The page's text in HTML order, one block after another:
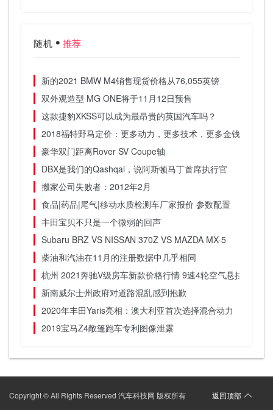
随机 推荐
新的2021 BMW M4销售现货价格从76,055英镑
双外观造型 MG ONE将于11月12日预售
这款捷豹XKSS可以成为最昂贵的英国汽车吗？
2018福特野马定价：更多动力，更多技术，更多金钱
豪华双门距离Rover SV Coupe轴
DBX是我们的Qashqai，说阿斯顿马丁首席执行官
搬家公司失败者：2012年2月
食品|药品|尾气|移动水质检测车厂家报价 参数配置
丰田宝贝不只是一个微弱的回声
Subaru BRZ VS NISSAN 370Z VS MAZDA MX-5
柴油和汽油在11月的注册数据中几乎相同
杭州 2021奔驰V级房车新款价格行情 9速4轮空气悬挂 V260
新南威尔士州政府对道路混乱感到抱歉
2020年丰田Yaris亮相：澳大利亚首次选择混合动力
2019宝马Z4敞篷跑车专利图像泄露
Copyright © All Rights Reserved 汽车科技网 版权所有 返回顶部